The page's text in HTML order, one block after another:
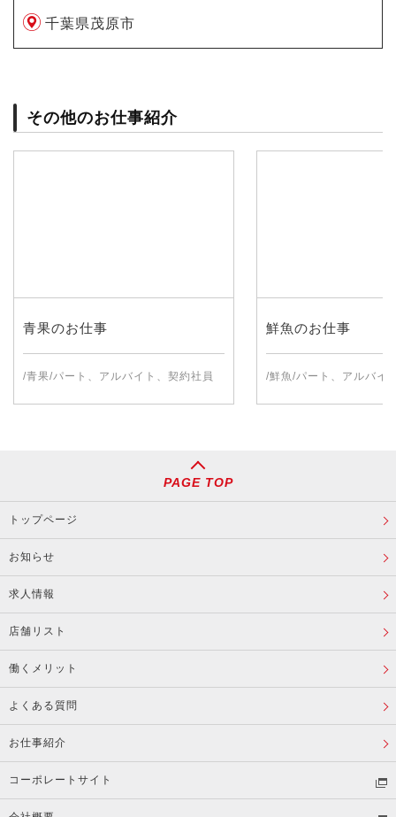
千葉県茂原市
その他のお仕事紹介
青果のお仕事
/青果/パート、アルバイト、契約社員
鮮魚のお仕事
/鮮魚/パート、アルバイ
PAGE TOP
トップページ
お知らせ
求人情報
店舗リスト
働くメリット
よくある質問
お仕事紹介
コーポレートサイト